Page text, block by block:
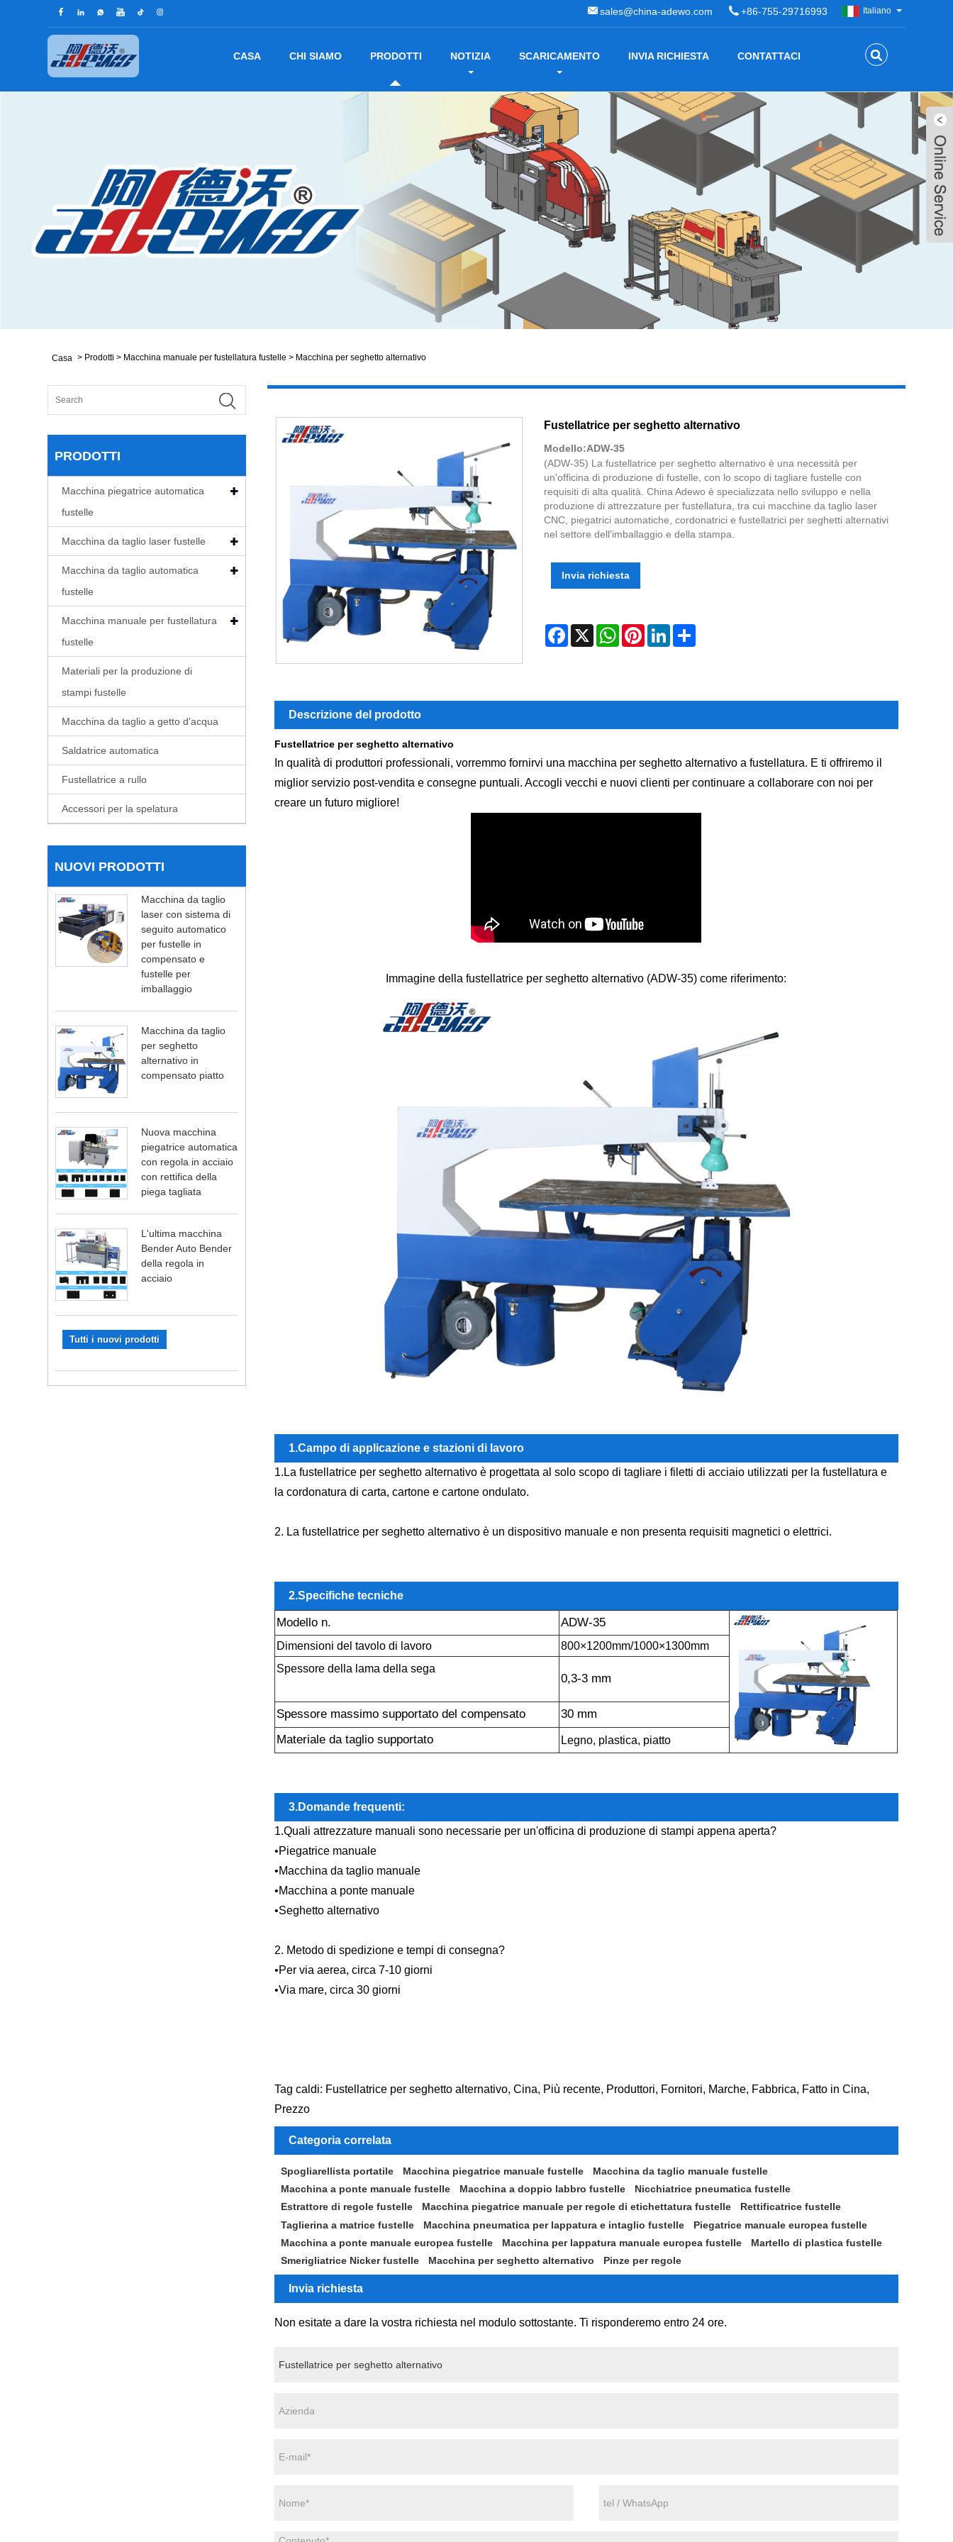
+86-755-29716993
sales@china-adewo.com Italiano
CASA CHI SIAMO PRODOTTI NOTIZIA SCARICAMENTO INVIA RICHIESTA CONTATTACI
Casa > Prodotti > Macchina manuale per fustellatura fustelle > Macchina per seghetto alternativo
PRODOTTI
Macchina piegatrice automatica
fustelle
Macchina da taglio laser fustelle
Macchina da taglio automatica
fustelle
Macchina manuale per fustellatura
fustelle
Materiali per la produzione di
stampi fustelle
Macchina da taglio a getto d'acqua
Saldatrice automatica
Fustellatrice a rullo
Accessori per la spelatura
NUOVI PRODOTTI
Macchina da taglio
laser con sistema di
seguito automatico
per fustelle in
compensato e
fustelle per
imballaggio
Macchina da taglio
per seghetto
alternativo in
compensato piatto
Nuova macchina
piegatrice automatica
con regola in acciaio
con rettifica della
piega tagliata
L'ultima macchina
Bender Auto Bender
della regola in
acciaio
Tutti i nuovi prodotti
Fustellatrice per seghetto alternativo
Modello:ADW-35
(ADW-35) La fustellatrice per seghetto alternativo è una necessità per
un'officina di produzione di fustelle, con lo scopo di tagliare fustelle con
requisiti di alta qualità. China Adewo è specializzata nello sviluppo e nella
produzione di attrezzature per fustellatura, tra cui macchine da taglio laser
CNC, piegatrici automatiche, cordonatrici e fustellatrici per seghetti alternativi
nel settore dell'imballaggio e della stampa.
Invia richiesta
Facebook
X WhatsAppPinterestLinkedIn
Descrizione del prodotto
Fustellatrice per seghetto alternativo
In qualità di produttori professionali, vorremmo fornirvi una macchina per seghetto alternativo a fustellatura. E ti offriremo il
miglior servizio post-vendita e consegne puntuali. Accogli vecchi e nuovi clienti per continuare a collaborare con noi per
creare un futuro migliore!
Immagine della fustellatrice per seghetto alternativo (ADW-35) come riferimento:
1.Campo di applicazione e stazioni di lavoro
1.La fustellatrice per seghetto alternativo è progettata al solo scopo di tagliare i filetti di acciaio utilizzati per la fustellatura e
la cordonatura di carta, cartone e cartone ondulato.
2. La fustellatrice per seghetto alternativo è un dispositivo manuale e non presenta requisiti magnetici o elettrici.
2.Specifiche tecniche
Modello n. ADW-35
Dimensioni del tavolo di lavoro
800×1200mm/1000×1300mm
Spessore della lama della sega
0,3-3 mm
Spessore massimo supportato del compensato
30 mm
Materiale da taglio supportato
Legno, plastica, piatto
3.Domande frequenti:
1.Quali attrezzature manuali sono necessarie per un'officina di produzione di stampi appena aperta?
•Piegatrice manuale
•Macchina da taglio manuale
•Macchina a ponte manuale
•Seghetto alternativo
2. Metodo di spedizione e tempi di consegna?
•Per via aerea, circa 7-10 giorni
•Via mare, circa 30 giorni
Tag caldi: Fustellatrice per seghetto alternativo, Cina, Più recente, Produttori, Fornitori, Marche, Fabbrica, Fatto in Cina,
Prezzo
Categoria correlata
Spogliarellista portatile Macchina piegatrice manuale fustelle
Macchina da taglio manuale fustelle
Macchina a ponte manuale fustelle
Macchina a doppio labbro fustelle
Nicchiatrice pneumatica fustelle
Estrattore di regole fustelle
Macchina piegatrice manuale per regole di etichettatura fustelle
Rettificatrice fustelle
Taglierina a matrice fustelle
Macchina pneumatica per lappatura e intaglio fustelle
Piegatrice manuale europea fustelle
Macchina a ponte manuale europea fustelle
Macchina per lappatura manuale europea fustelle
Martello di plastica fustelle
Smerigliatrice Nicker fustelle
Macchina per seghetto alternativo Pinze per regole
Invia richiesta
Non esitate a dare la vostra richiesta nel modulo sottostante. Ti risponderemo entro 24 ore.